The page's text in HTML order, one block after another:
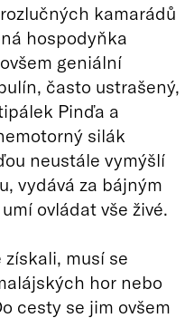
kamarádů
hospodyňka
geniální
často ustrašený,
Pinďa a
silák
neustále vymýšlí
vydává za bájným
ovládat vše živé.
musí se
hor nebo
cesty se jim ovšem